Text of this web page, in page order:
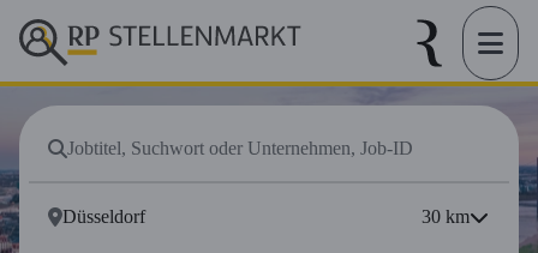
30 km